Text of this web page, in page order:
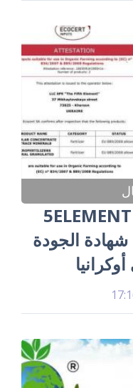
أوكرانيا بالعربية | سماد 5ELEMENT
الجودة